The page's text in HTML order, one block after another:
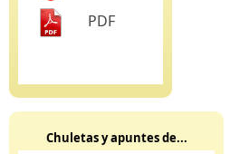
PDF
Chuletas y apuntes de...